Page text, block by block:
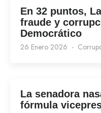
En 32 puntos,
fraude y
Democrático
26 Enero 2026
La senadora
fórmula